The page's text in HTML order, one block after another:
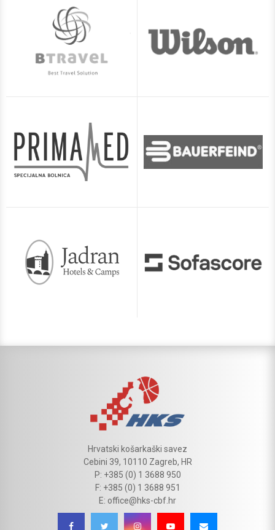
Hrvatski košarkaški savez
Cebini 39, 10110 Zagreb, HR
P: +385 (0) 1 3688 950
F: +385 (0) 1 3688 951
E: office@hks-cbf.hr